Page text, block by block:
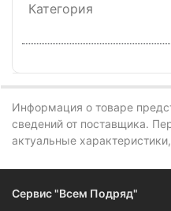
Категория
Информация о товаре
сведений от поставщика.
актуальные
Сервис "Всем Подряд"